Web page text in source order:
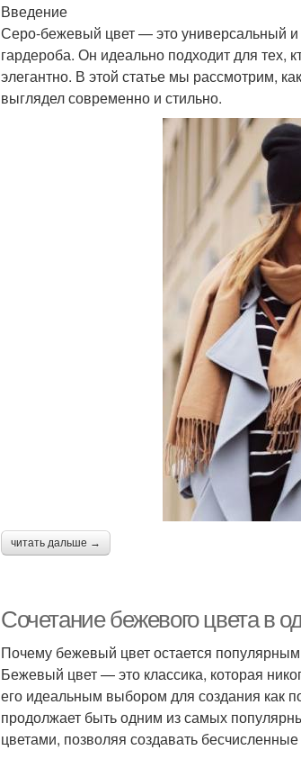
Введение
Серо-бежевый цвет — это универсальный и
гардероба. Он идеально подходит для тех,
элегантно. В этой статье мы рассмотрим,
выглядел современно и стильно.
читать дальше →
Сочетание бежевого цвета в
Почему бежевый цвет остается популярным
Бежевый цвет — это классика, которая
его идеальным выбором для создания как
продолжает быть одним из самых
цветами, позволяя создавать